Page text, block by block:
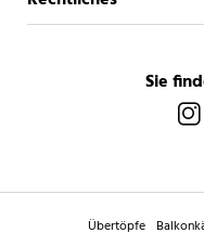
Sie
Übertöpfe